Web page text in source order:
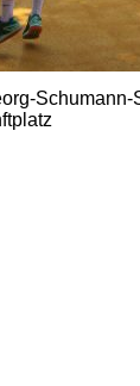
Schumann-